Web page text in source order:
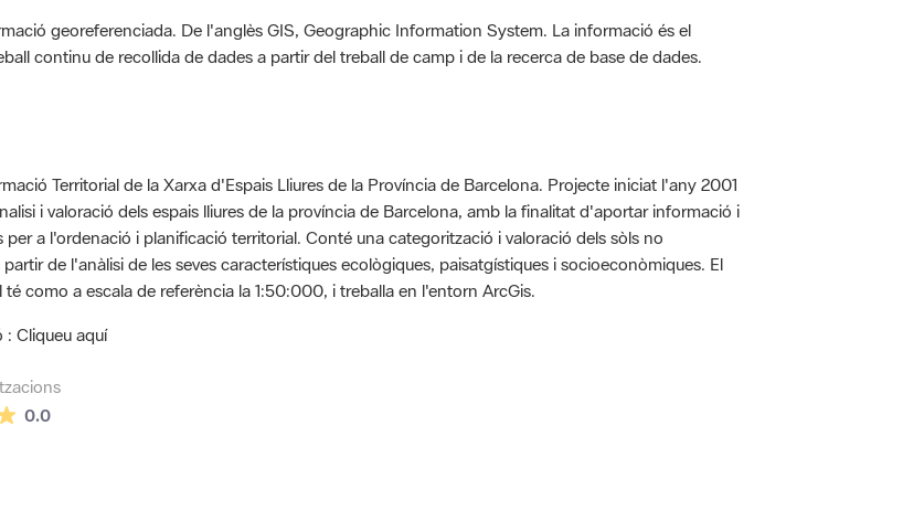
georeferenciada. De l'anglès GIS, Geographic Information System. La informació és el
continu de recollida de dades a partir del treball de camp i de la recerca de base de dades.
Territorial de la Xarxa d'Espais Lliures de la Província de Barcelona. Projecte iniciat l'any 2001
i valoració dels espais lliures de la província de Barcelona, amb la finalitat d'aportar informació i
per a l'ordenació i planificació territorial. Conté una categorització i valoració dels sòls no
de l'anàlisi de les seves característiques ecològiques, paisatgístiques i socioeconòmiques. El
té como a escala de referència la 1:50:000, i treballa en l'entorn ArcGis.
: Cliqueu aquí
0.0La mitjana de les valoracions és de 0 estrelles de 5.